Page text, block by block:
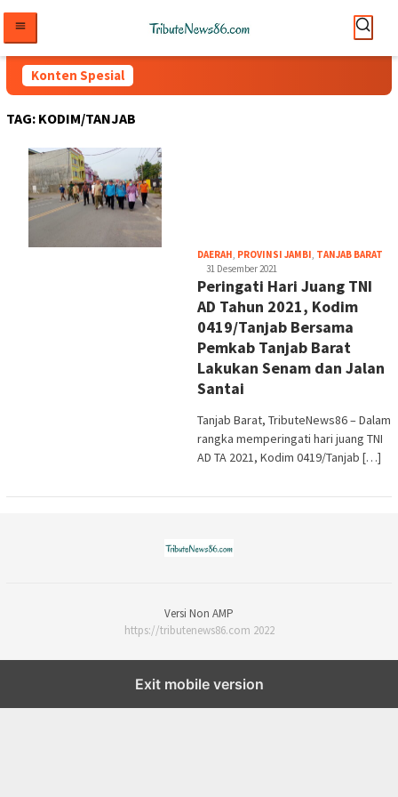
konten
Konten Spesial
TAG: KODIM/TANJAB
DAERAH, PROVINSI JAMBI, TANJAB BARAT
31 Desember 2021
Peringati Hari Juang TNI
AD Tahun 2021, Kodim
0419/Tanjab Bersama
Pemkab Tanjab Barat
Lakukan Senam dan Jalan
Santai
Tanjab Barat, TributeNews86 – Dalam
rangka memperingati hari juang TNI
AD TA 2021, Kodim 0419/Tanjab […]
Versi Non AMP
https://tributenews86.com 2022
Exit mobile version